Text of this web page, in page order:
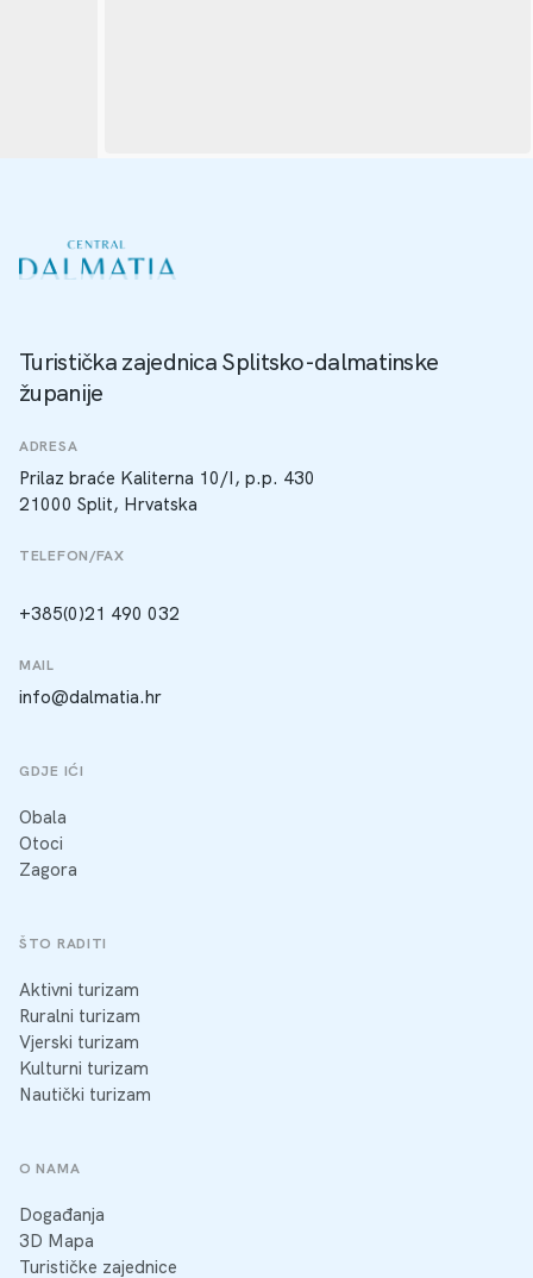
Turistička zajednica Splitsko-dalmatinske
županije
ADRESA
Prilaz braće Kaliterna 10/I, p.p. 430
21000 Split, Hrvatska
TELEFON/FAX
+385(0)21 490 032
MAIL
info@dalmatia.hr
GDJE IĆI
Obala
Otoci
Zagora
ŠTO RADITI
Aktivni turizam
Ruralni turizam
Vjerski turizam
Kulturni turizam
Nautički turizam
O NAMA
Događanja
3D Mapa
Turističke zajednice